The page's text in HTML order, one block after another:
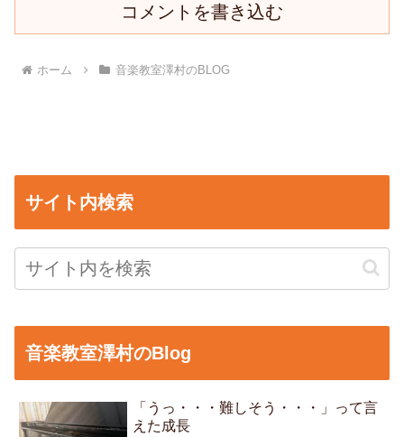
コメントを書き込む
ホーム 音楽教室澤村のBLOG
サイト内検索
音楽教室澤村のBlog
「うっ・・・難しそう・・・」って言
えた成長